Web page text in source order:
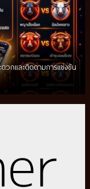
ดวกและติดตามการแข่งขัน